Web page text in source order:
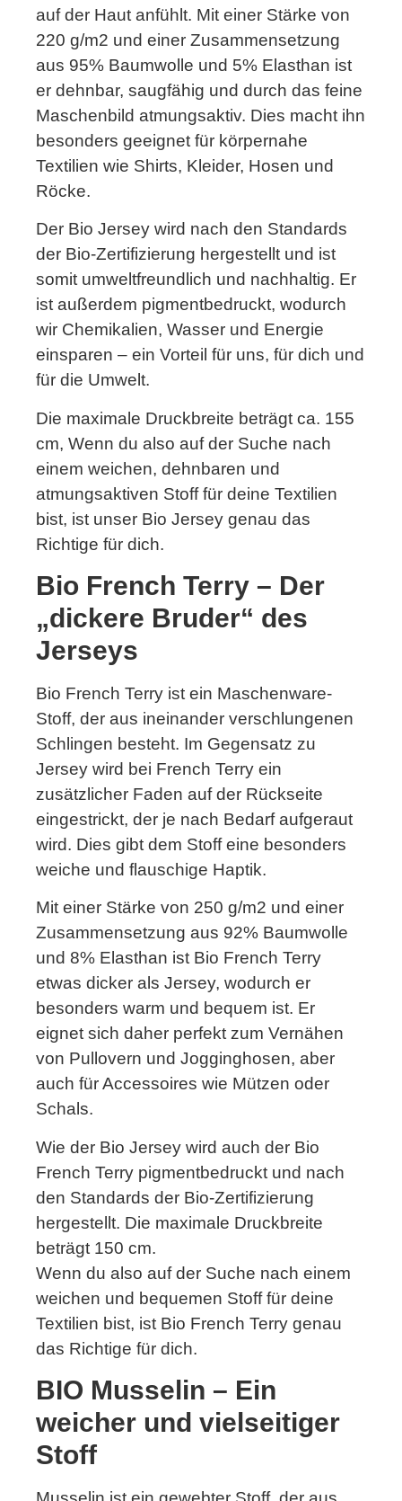
auf der Haut anfühlt. Mit einer Stärke von
220 g/m2 und einer Zusammensetzung
aus 95% Baumwolle und 5% Elasthan ist
er dehnbar, saugfähig und durch das feine
Maschenbild atmungsaktiv. Dies macht ihn
besonders geeignet für körpernahe
Textilien wie Shirts, Kleider, Hosen und
Röcke.
Der Bio Jersey wird nach den Standards
der Bio-Zertifizierung hergestellt und ist
somit umweltfreundlich und nachhaltig. Er
ist außerdem pigmentbedruckt, wodurch
wir Chemikalien, Wasser und Energie
einsparen – ein Vorteil für uns, für dich und
für die Umwelt.
Die maximale Druckbreite beträgt ca. 155
cm, Wenn du also auf der Suche nach
einem weichen, dehnbaren und
atmungsaktiven Stoff für deine Textilien
bist, ist unser Bio Jersey genau das
Richtige für dich.
Bio French Terry – Der
„dickere Bruder“ des
Jerseys
Bio French Terry ist ein Maschenware-
Stoff, der aus ineinander verschlungenen
Schlingen besteht. Im Gegensatz zu
Jersey wird bei French Terry ein
zusätzlicher Faden auf der Rückseite
eingestrickt, der je nach Bedarf aufgeraut
wird. Dies gibt dem Stoff eine besonders
weiche und flauschige Haptik.
Mit einer Stärke von 250 g/m2 und einer
Zusammensetzung aus 92% Baumwolle
und 8% Elasthan ist Bio French Terry
etwas dicker als Jersey, wodurch er
besonders warm und bequem ist. Er
eignet sich daher perfekt zum Vernähen
von Pullovern und Jogginghosen, aber
auch für Accessoires wie Mützen oder
Schals.
Wie der Bio Jersey wird auch der Bio
French Terry pigmentbedruckt und nach
den Standards der Bio-Zertifizierung
hergestellt. Die maximale Druckbreite
beträgt 150 cm.
Wenn du also auf der Suche nach einem
weichen und bequemen Stoff für deine
Textilien bist, ist Bio French Terry genau
das Richtige für dich.
BIO Musselin – Ein
weicher und vielseitiger
Stoff